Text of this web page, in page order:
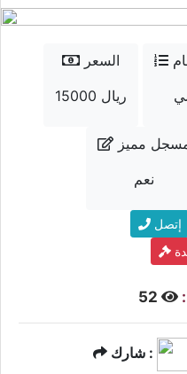
السعر
15000 ريال
مميز
نعم
إتصل
:
شارك :